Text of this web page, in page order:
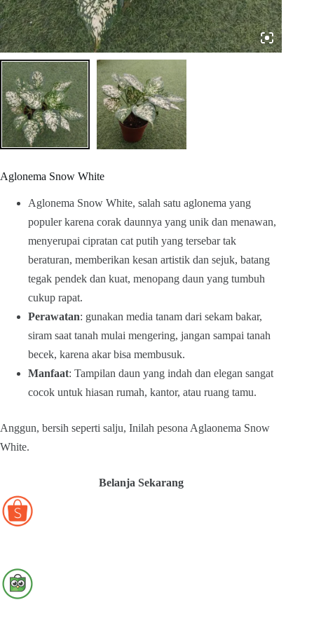
Aglonema Snow White
Aglonema Snow White, salah satu aglonema yang
populer karena corak daunnya yang unik dan menawan,
menyerupai cipratan cat putih yang tersebar tak
beraturan, memberikan kesan artistik dan sejuk, batang
tegak pendek dan kuat, menopang daun yang tumbuh
cukup rapat.
Perawatan: gunakan media tanam dari sekam bakar,
siram saat tanah mulai mengering, jangan sampai tanah
becek, karena akar bisa membusuk.
Manfaat: Tampilan daun yang indah dan elegan sangat
cocok untuk hiasan rumah, kantor, atau ruang tamu.
Anggun, bersih seperti salju, Inilah pesona Aglaonema Snow
White.
Belanja Sekarang